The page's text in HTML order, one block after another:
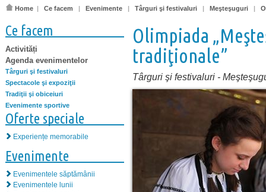
Home | Ce facem | Evenimente | Târguri şi festivaluri | Meşteşuguri |
Ce facem
Activități
Agenda evenimentelor
Târguri şi festivaluri
Spectacole şi expoziţii
Tradiţii şi obiceiuri
Evenimente sportive
Oferte speciale
Experiențe memorabile
Evenimente
Evenimentele săptămânii
Evenimentele lunii
Olimpiada
tradiţionale”
Târguri şi festivaluri -